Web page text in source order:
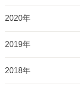
2020年
2019年
2018年